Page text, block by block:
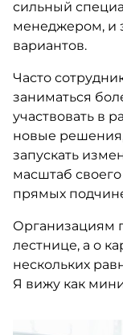
сильный
менеджером, и
вариантов.
Часто
заниматься
участвовать в
новые решения,
запускать
масштаб
прямых
Организациям
лестнице, а о
нескольких
Я вижу как